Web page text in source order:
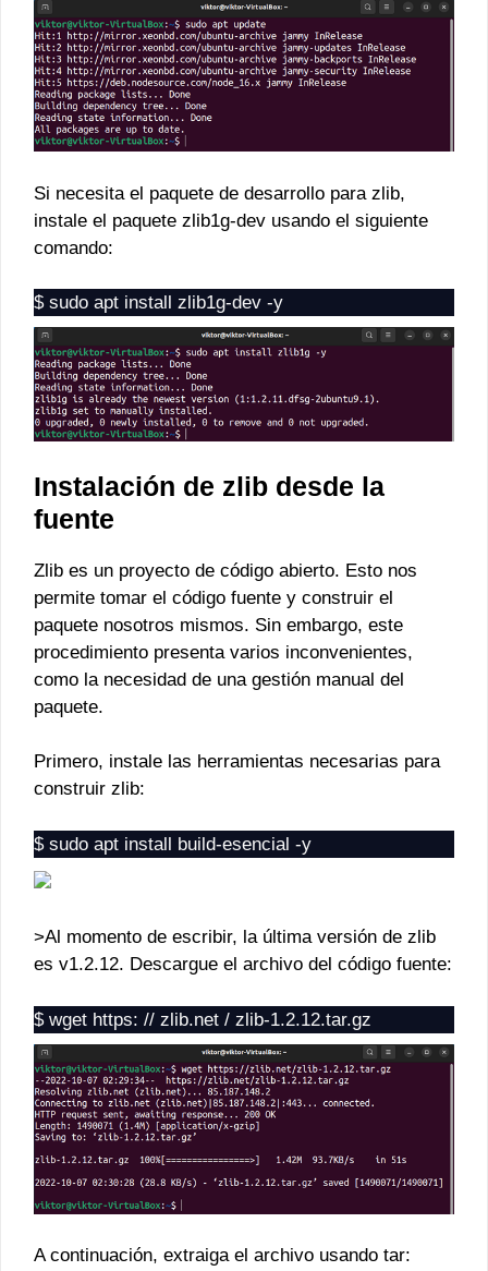
Si necesita el paquete de desarrollo para zlib,
instale el paquete zlib1g-dev usando el siguiente
comando:
$ sudo apt install zlib1g-dev -y
Instalación de zlib desde la
fuente
Zlib es un proyecto de código abierto. Esto nos
permite tomar el código fuente y construir el
paquete nosotros mismos. Sin embargo, este
procedimiento presenta varios inconvenientes,
como la necesidad de una gestión manual del
paquete.
Primero, instale las herramientas necesarias para
construir zlib:
$ sudo apt install build-esencial -y
>Al momento de escribir, la última versión de zlib
es v1.2.12. Descargue el archivo del código fuente:
$ wget https: // zlib.net / zlib-1.2.12.tar.gz
A continuación, extraiga el archivo usando tar: